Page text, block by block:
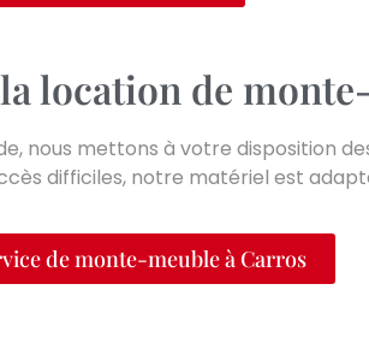
location de
nous mettons à votre disposition
difficiles, notre matériel est
de monte-meuble à Carros